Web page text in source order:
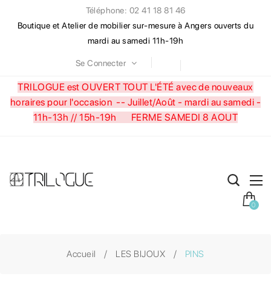
Téléphone: 02 41 18 81 46
Boutique et Atelier de mobilier sur-mesure à Angers ouverts du
mardi au samedi 11h-19h
Se Connecter
TRILOGUE est OUVERT TOUT L'ÉTÉ avec de nouveaux
horaires pour l'occasion -- Juillet/Août - mardi au samedi -
11h-13h // 15h-19h FERME SAMEDI 8 AOUT
0
Accueil LES BIJOUX PINS